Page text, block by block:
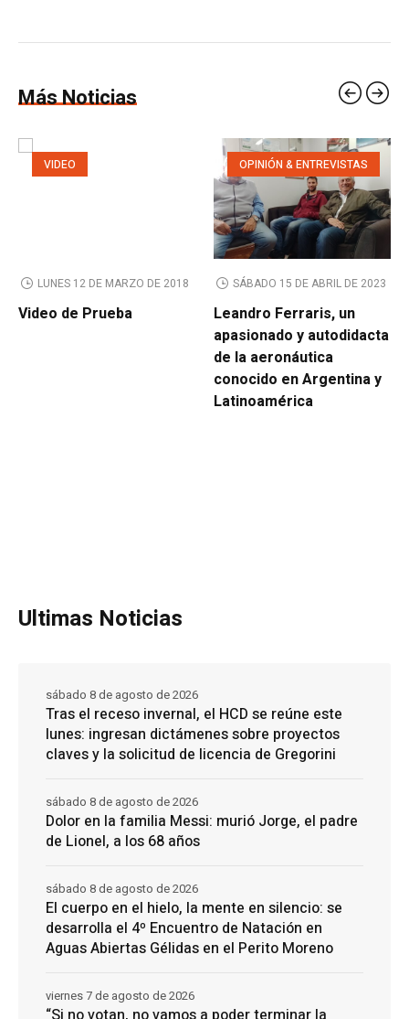
Más Noticias
VIDEO
LUNES 12 DE MARZO DE 2018
Video de Prueba
OPINIÓN & ENTREVISTAS
SÁBADO 15 DE ABRIL DE 2023
Leandro Ferraris, un
apasionado y autodidacta
de la aeronáutica
conocido en Argentina y
Latinoamérica
Ultimas Noticias
Tras el receso invernal, el HCD se reúne este
lunes: ingresan dictámenes sobre proyectos
claves y la solicitud de licencia de Gregorini
sábado 8 de agosto de 2026
Dolor en la familia Messi: murió Jorge, el padre
de Lionel, a los 68 años
sábado 8 de agosto de 2026
El cuerpo en el hielo, la mente en silencio: se
desarrolla el 4º Encuentro de Natación en
Aguas Abiertas Gélidas en el Perito Moreno
sábado 8 de agosto de 2026
viernes 7 de agosto de 2026